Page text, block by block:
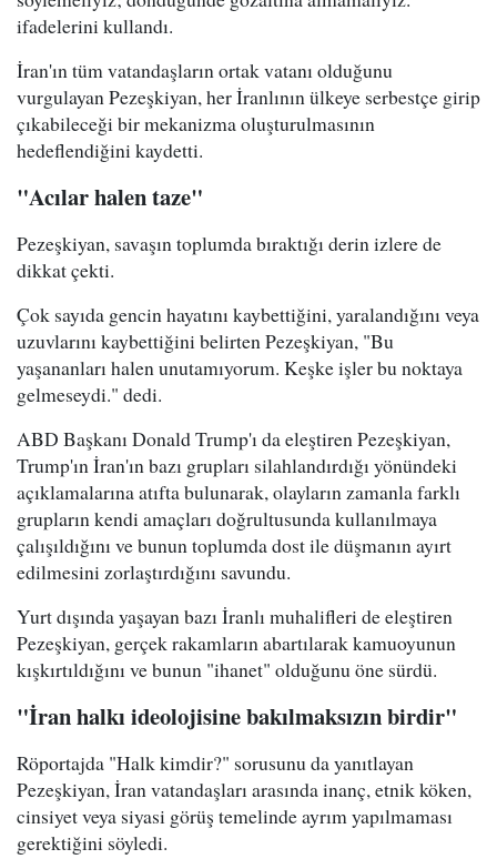
ifadelerini kullandı.
İran'ın tüm vatandaşların ortak vatanı olduğunu
vurgulayan Pezeşkiyan, her İranlının ülkeye serbestçe girip
çıkabileceği bir mekanizma oluşturulmasının
hedeflendiğini kaydetti.
"Acılar halen taze"
Pezeşkiyan, savaşın toplumda bıraktığı derin izlere de
dikkat çekti.
Çok sayıda gencin hayatını kaybettiğini, yaralandığını veya
uzuvlarını kaybettiğini belirten Pezeşkiyan, "Bu
yaşananları halen unutamıyorum. Keşke işler bu noktaya
gelmeseydi." dedi.
ABD Başkanı Donald Trump'ı da eleştiren Pezeşkiyan,
Trump'ın İran'ın bazı grupları silahlandırdığı yönündeki
açıklamalarına atıfta bulunarak, olayların zamanla farklı
grupların kendi amaçları doğrultusunda kullanılmaya
çalışıldığını ve bunun toplumda dost ile düşmanın ayırt
edilmesini zorlaştırdığını savundu.
Yurt dışında yaşayan bazı İranlı muhalifleri de eleştiren
Pezeşkiyan, gerçek rakamların abartılarak kamuoyunun
kışkırtıldığını ve bunun "ihanet" olduğunu öne sürdü.
"İran halkı ideolojisine bakılmaksızın birdir"
Röportajda "Halk kimdir?" sorusunu da yanıtlayan
Pezeşkiyan, İran vatandaşları arasında inanç, etnik köken,
cinsiyet veya siyasi görüş temelinde ayrım yapılmaması
gerektiğini söyledi.